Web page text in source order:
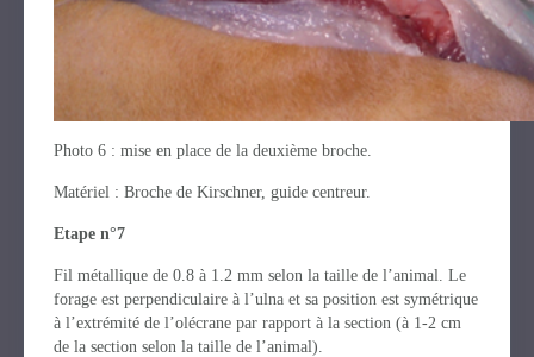
Photo 6 : mise en place de la deuxième broche.
Matériel : Broche de Kirschner, guide centreur.
Etape n°7
Fil métallique de 0.8 à 1.2 mm selon la taille de l’animal. Le
forage est perpendiculaire à l’ulna et sa position est symétrique
à l’extrémité de l’olécrane par rapport à la section (à 1-2 cm
de la section selon la taille de l’animal).